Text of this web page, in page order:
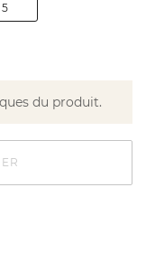
du produit.